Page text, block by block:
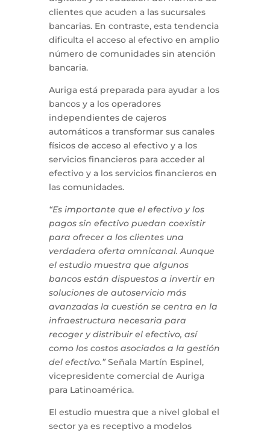
clientes que acuden a las sucursales
bancarias. En contraste, esta tendencia
dificulta el acceso al efectivo en amplio
número de comunidades sin atención
bancaria.
Auriga está preparada para ayudar a los
bancos y a los operadores
independientes de cajeros
automáticos a transformar sus canales
físicos de acceso al efectivo y a los
servicios financieros para acceder al
efectivo y a los servicios financieros en
las comunidades.
“Es importante que el efectivo y los
pagos sin efectivo puedan coexistir
para ofrecer a los clientes una
verdadera oferta omnicanal. Aunque
el estudio muestra que algunos
bancos están dispuestos a invertir en
soluciones de autoservicio más
avanzadas la cuestión se centra en la
infraestructura necesaria para
recoger y distribuir el efectivo, así
como los costos asociados a la gestión
del efectivo.”Señala Martín Espinel,
vicepresidente comercial de Auriga
para Latinoamérica.
El estudio muestra que a nivel global el
sector ya es receptivo a modelos